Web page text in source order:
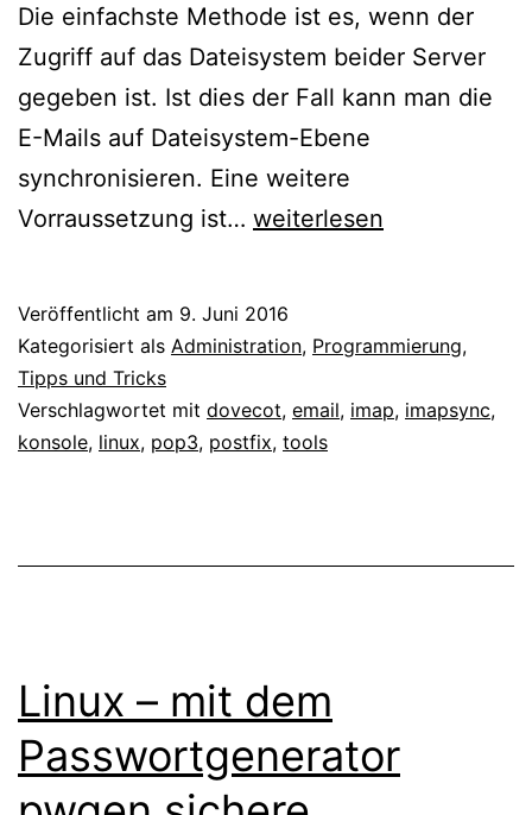
Die einfachste Methode ist es, wenn der
Zugriff auf das Dateisystem beider Server
gegeben ist. Ist dies der Fall kann man die
E-Mails auf Dateisystem-Ebene
synchronisieren. Eine weitere
Vorraussetzung ist… Mailserver
Mail
mit
Imapsync
weiterlesen
Veröffentlicht am 9. Juni 2016
Kategorisiert als Administration, Programmierung,
Tipps und Tricks
Verschlagwortet mit dovecot, email, imap, imapsync,
konsole, linux, pop3, postfix, tools
Linux – mit dem
Passwortgenerator